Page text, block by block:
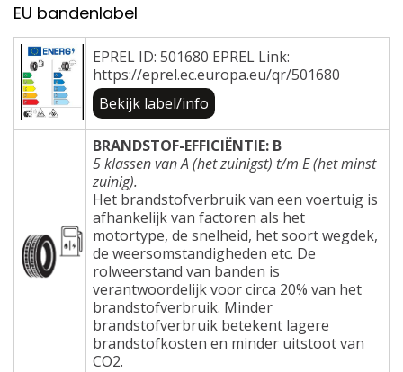
EU bandenlabel
EPREL ID: 501680 EPREL Link:
https://eprel.ec.europa.eu/qr/501680
Bekijk label/info
BRANDSTOF-EFFICIËNTIE: B
5 klassen van A (het zuinigst) t/m E (het minst
zuinig).
Het brandstofverbruik van een voertuig is
afhankelijk van factoren als het
motortype, de snelheid, het soort wegdek,
de weersomstandigheden etc. De
rolweerstand van banden is
verantwoordelijk voor circa 20% van het
brandstofverbruik. Minder
brandstofverbruik betekent lagere
brandstofkosten en minder uitstoot van
CO2.